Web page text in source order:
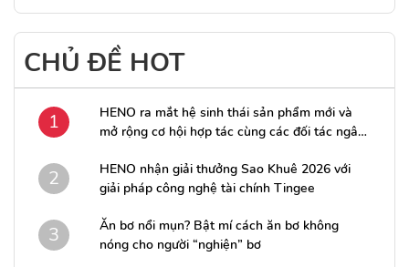
CHỦ ĐỀ HOT
1
HENO ra mắt hệ sinh thái sản phẩm mới và
mở rộng cơ hội hợp tác cùng các đối tác ngân
2
HENO nhận giải thưởng Sao Khuê 2026 với
giải pháp công nghệ tài chính Tingee
3
Ăn bơ nổi mụn? Bật mí cách ăn bơ không
nóng cho người “nghiện” bơ